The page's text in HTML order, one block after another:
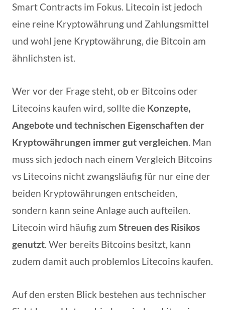
Smart Contracts im Fokus. Litecoin ist jedoch
eine reine Kryptowährung und Zahlungsmittel
und wohl jene Kryptowährung, die Bitcoin am
ähnlichsten ist.
Wer vor der Frage steht, ob er Bitcoins oder
Litecoins kaufen wird, sollte die Konzepte,
Angebote und technischen Eigenschaften der
Kryptowährungen immer gut vergleichen. Man
muss sich jedoch nach einem Vergleich Bitcoins
vs Litecoins nicht zwangsläufig für nur eine der
beiden Kryptowährungen entscheiden,
sondern kann seine Anlage auch aufteilen.
Litecoin wird häufig zum Streuen des Risikos
genutzt. Wer bereits Bitcoins besitzt, kann
zudem damit auch problemlos Litecoins kaufen.
Auf den ersten Blick bestehen aus technischer